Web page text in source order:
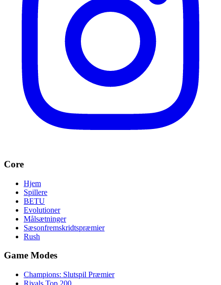
Core
Hjem
Spillere
BETU
Evolutioner
Målsætninger
Sæsonfremskridtspræmier
Rush
Game Modes
Champions: Slutspil Præmier